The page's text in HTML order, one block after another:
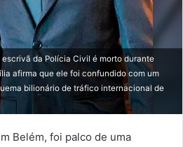
da Polícia Civil é morto durante
afirma que ele foi confundido com um
bilionário de tráfico internacional de
Belém, foi palco de uma